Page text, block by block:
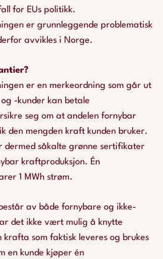
for EUs politikk.
er grunnleggende problematisk
avvikles i Norge.
er en merkeordning som går ut
-kunder kan betale
seg om at andelen fornybar
den mengden kraft kunden bruker.
dermed såkalte grønne sertifikater
kraftproduksjon. Én
1 MWh strøm.
av både fornybare og ikke-
det ikke vært mulig å knytte
som faktisk leveres og brukes
en kunde kjøper én